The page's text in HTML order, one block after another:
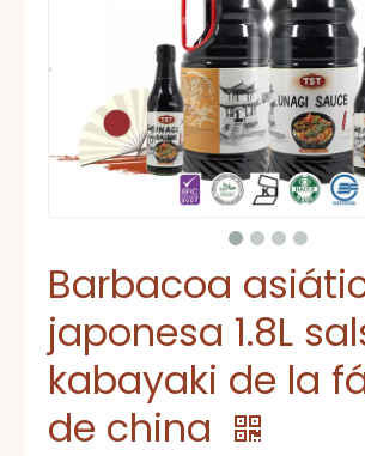
Barbacoa
japonesa 1.8L
kabayaki de la
de china